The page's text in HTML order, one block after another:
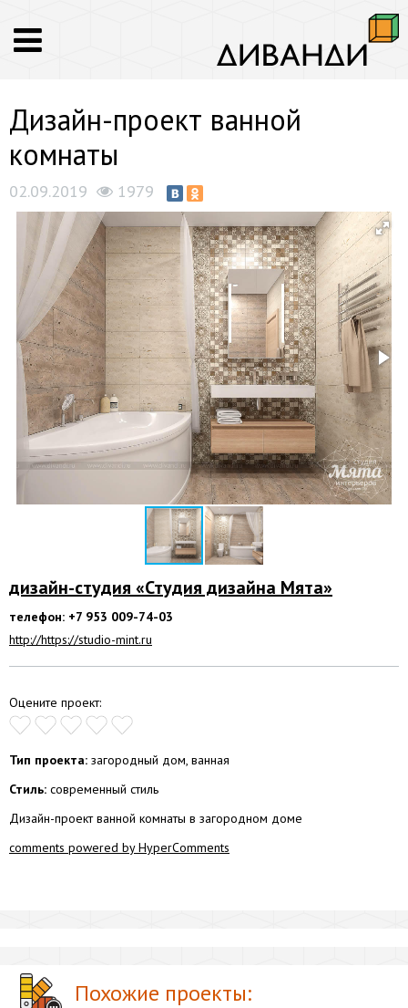
Дизайн-проект ванной
комнаты
02.09.2019 1979
дизайн-студия «Студия дизайна Мята»
телефон: +7 953 009-74-03
http://https://studio-mint.ru
Оцените проект:
Тип проекта: загородный дом, ванная
Стиль: современный стиль
Дизайн-проект ванной комнаты в загородном доме
comments powered by HyperComments
Похожие проекты: